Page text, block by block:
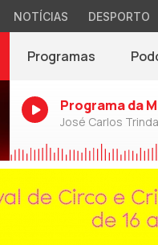
NOTÍCIAS DESPORTO
Programas
Programa da
José Carlos